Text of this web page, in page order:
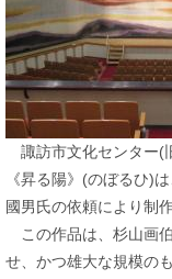
諏訪市文化センター(
《昇る陽》(のぼるひ)
國男氏の依頼により制
この作品は、杉山画
せ、かつ雄大な規模の